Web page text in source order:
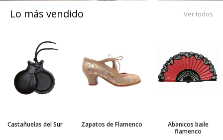
Lo más vendido Ver todos
Castañuelas del Sur Zapatos de Flamenco
Abanicos baile
flamenco